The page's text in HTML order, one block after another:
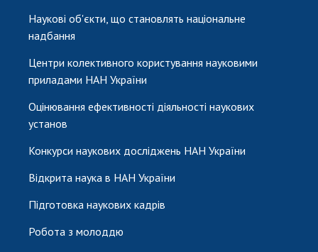
Наукові об'єкти, що становлять національне
надбання
Центри колективного користування науковими
приладами НАН України
Оцінювання ефективності діяльності наукових
установ
Конкурси наукових досліджень НАН України
Відкрита наука в НАН України
Підготовка наукових кадрів
Робота з молоддю